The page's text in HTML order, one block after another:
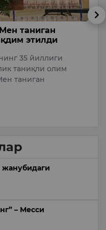
таниган
этилди
35 йиллиги
таниқли олим
таниган
жанубидаги
– Месси